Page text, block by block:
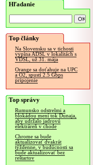
Hľadanie
Top články
Na Slovensku sa v tichosti
vypína ADSL v lokalitách s
VDSL, už 31. mája
Orange sa doťahuje na UPC
a O2, spustí 2.5 Gbps
pripojenie
Top správy
Rumunsko odstrelmi a
blokádou mení tok Dunaja,
aby udržalo jadrovú
elektráreň v chode
Chrome sa bude
aktualizovať dvakrát
týždenne, v budúcnosti sa
bude aktualizovať bez
reštartov